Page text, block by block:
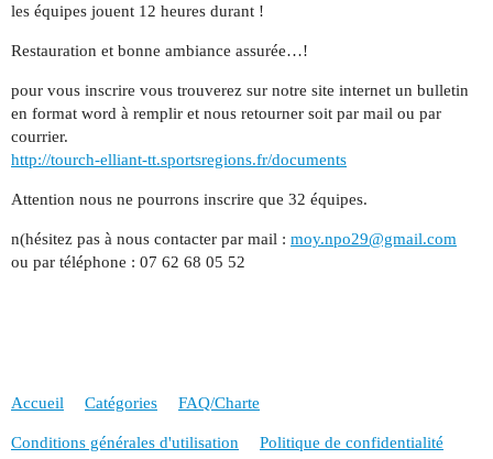
les équipes jouent 12 heures durant !
Restauration et bonne ambiance assurée…!
pour vous inscrire vous trouverez sur notre site internet un bulletin
en format word à remplir et nous retourner soit par mail ou par
courrier.
http://tourch-elliant-tt.sportsregions.fr/documents
Attention nous ne pourrons inscrire que 32 équipes.
n(hésitez pas à nous contacter par mail : moy.npo29@gmail.com
ou par téléphone : 07 62 68 05 52
Accueil Catégories FAQ/Charte
Conditions générales d'utilisation Politique de confidentialité